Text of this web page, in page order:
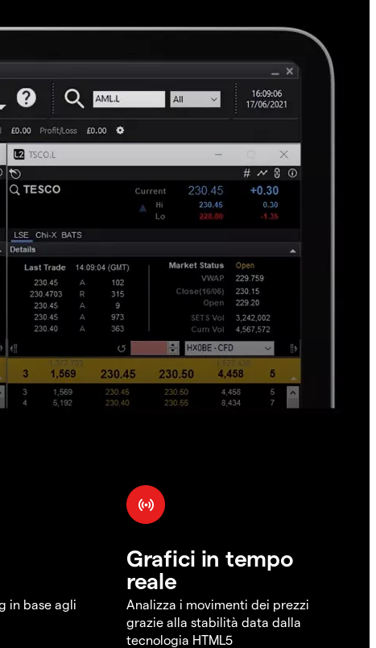
in base agli
Grafici in tempo
reale
Analizza i movimenti dei prezzi
grazie alla stabilità data dalla
tecnologia HTML5